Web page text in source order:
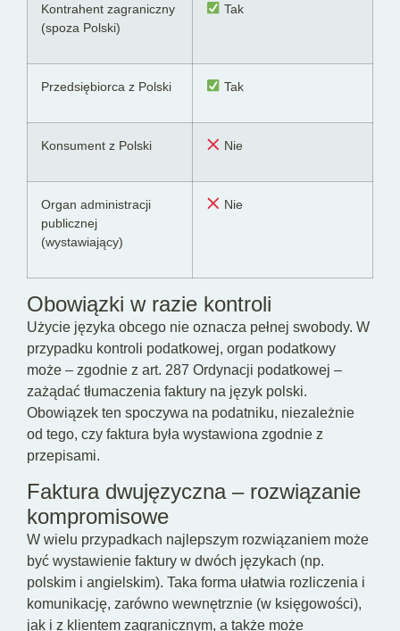
Kontrahent zagraniczny
(spoza Polski)
Tak
Przedsiębiorca z Polski Tak
Konsument z Polski Nie
Organ administracji
publicznej
(wystawiający)
Nie
Obowiązki w razie kontroli
Użycie języka obcego nie oznacza pełnej swobody. W
przypadku kontroli podatkowej, organ podatkowy
może – zgodnie z art. 287 Ordynacji podatkowej –
zażądać tłumaczenia faktury na język polski.
Obowiązek ten spoczywa na podatniku, niezależnie
od tego, czy faktura była wystawiona zgodnie z
przepisami.
Faktura dwujęzyczna – rozwiązanie
kompromisowe
W wielu przypadkach najlepszym rozwiązaniem może
być wystawienie faktury w dwóch językach (np.
polskim i angielskim). Taka forma ułatwia rozliczenia i
komunikację, zarówno wewnętrznie (w księgowości),
jak i z klientem zagranicznym, a także może